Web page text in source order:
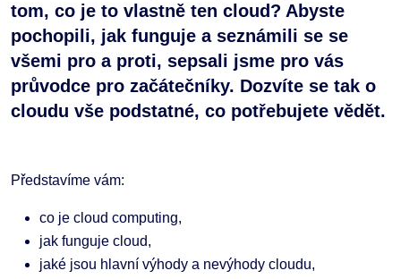
tom, co je to vlastně ten cloud? Abyste
pochopili, jak funguje a seznámili se se
všemi pro a proti, sepsali jsme pro vás
průvodce pro začátečníky. Dozvíte se tak o
cloudu vše podstatné, co potřebujete vědět.
Představíme vám:
co je cloud computing,
jak funguje cloud,
jaké jsou hlavní výhody a nevýhody cloudu,